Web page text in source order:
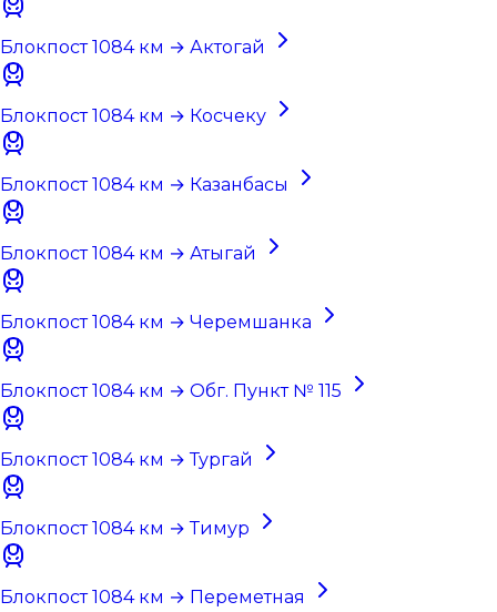
Блокпост 1084 км → Актогай
Блокпост 1084 км → Косчеку
Блокпост 1084 км → Казанбасы
Блокпост 1084 км → Атыгай
Блокпост 1084 км → Черемшанка
Блокпост 1084 км → Обг. Пункт № 115
Блокпост 1084 км → Тургай
Блокпост 1084 км → Тимур
Блокпост 1084 км → Переметная